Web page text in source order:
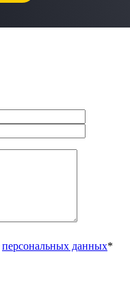
персональных данных*